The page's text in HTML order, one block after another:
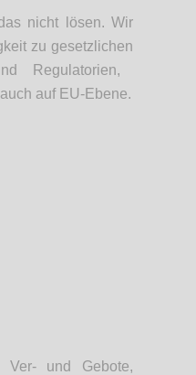
nicht lösen. Wir
zu gesetzlichen
Regulatorien,
auf EU-Ebene.
Ver- und Gebote,